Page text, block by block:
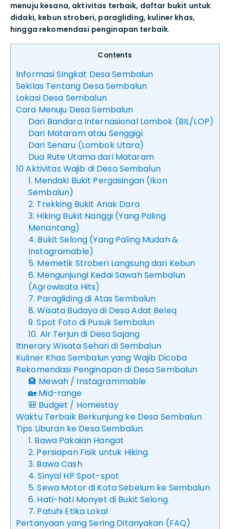
menuju kesana, aktivitas terbaik, daftar bukit untuk
didaki, kebun stroberi, paragliding, kuliner khas,
hingga rekomendasi penginapan terbaik.
Contents
Informasi Singkat Desa Sembalun
Sekilas Tentang Desa Sembalun
Lokasi Desa Sembalun
Cara Menuju Desa Sembalun
Dari Bandara Internasional Lombok (BIL/LOP)
Dari Mataram atau Senggigi
Dari Senaru (Lombok Utara)
Dua Rute Utama dari Mataram
10 Aktivitas Wajib di Desa Sembalun
1. Mendaki Bukit Pergasingan (Ikon
Sembalun)
2. Trekking Bukit Anak Dara
3. Hiking Bukit Nanggi (Yang Paling
Menantang)
4. Bukit Selong (Yang Paling Mudah &
Instagramable)
5. Memetik Stroberi Langsung dari Kebun
6. Mengunjungi Kedai Sawah Sembalun
(Agrowisata Hits)
7. Paragliding di Atas Sembalun
8. Wisata Budaya di Desa Adat Beleq
9. Spot Foto di Pusuk Sembalun
10. Air Terjun di Desa Sajang
Itinerary Wisata Sehari di Sembalun
Kuliner Khas Sembalun yang Wajib Dicoba
Rekomendasi Penginapan di Desa Sembalun
🏨 Mewah / Instagrammable
🏡 Mid-range
🎒 Budget / Homestay
Waktu Terbaik Berkunjung ke Desa Sembalun
Tips Liburan ke Desa Sembalun
1. Bawa Pakaian Hangat
2. Persiapan Fisik untuk Hiking
3. Bawa Cash
4. Sinyal HP Spot-spot
5. Sewa Motor di Kota Sebelum ke Sembalun
6. Hati-hati Monyet di Bukit Selong
7. Patuhi Etika Lokal
Pertanyaan yang Sering Ditanyakan (FAQ)